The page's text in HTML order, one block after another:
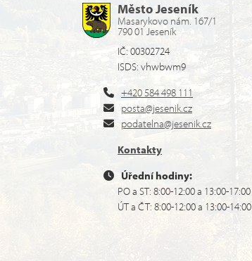
Město Jeseník
Masarykovo nám. 167/1
790 01 Jeseník
IČ: 00302724
ISDS: vhwbwm9
+420 584 498 111
posta@jesenik.cz
podatelna@jesenik.cz
Kontakty
Úřední hodiny:
PO a ST: 8:00-12:00 a 13:00-17:00
ÚT a ČT: 8:00-12:00 a 13:00-14:00